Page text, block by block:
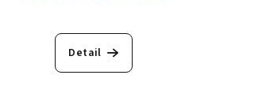
Detail